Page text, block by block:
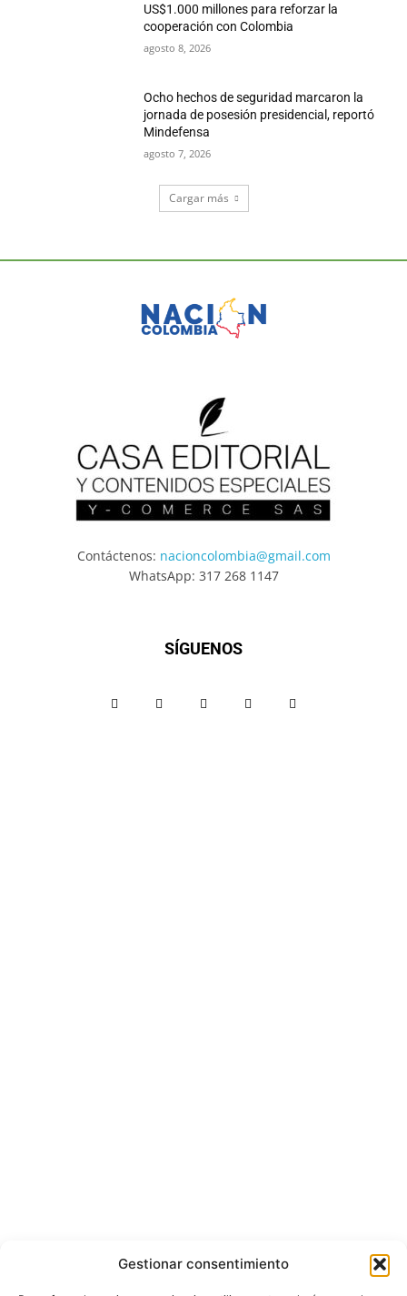
Gestionar consentimiento
US$1.000 millones para reforzar la
cooperación con Colombia
agosto 8, 2026
Ocho hechos de seguridad marcaron la
jornada de posesión presidencial, reportó
Mindefensa
agosto 7, 2026
Cargar más
Contáctenos: nacioncolombia@gmail.com
WhatsApp: 317 268 1147
SÍGUENOS